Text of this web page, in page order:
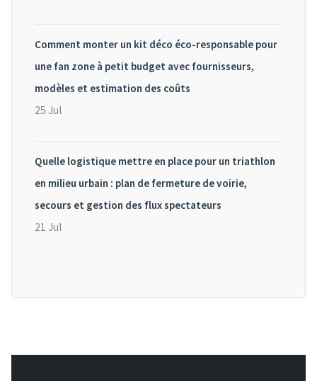
Comment monter un kit déco éco-responsable pour
une fan zone à petit budget avec fournisseurs,
modèles et estimation des coûts
25 Jul
Quelle logistique mettre en place pour un triathlon
en milieu urbain : plan de fermeture de voirie,
secours et gestion des flux spectateurs
21 Jul